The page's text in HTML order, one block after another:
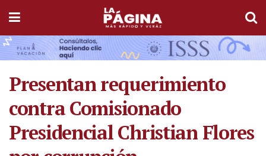
Presentan requerimiento
contra Comisionado
Presidencial Christian Flores